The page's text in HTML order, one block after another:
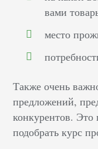
вами
место
Также очень
предложений,
конкурентов. Это
подобрать курс